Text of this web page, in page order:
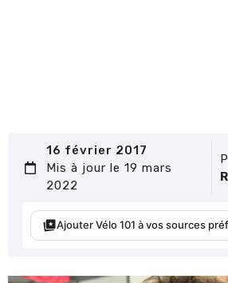
16 février 2017
Mis à jour le 19 mars
2022
Ajouter Vélo 101 à vos sources